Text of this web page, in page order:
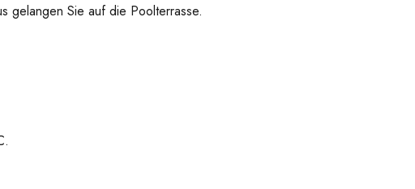
gelangen Sie auf die Poolterrasse.